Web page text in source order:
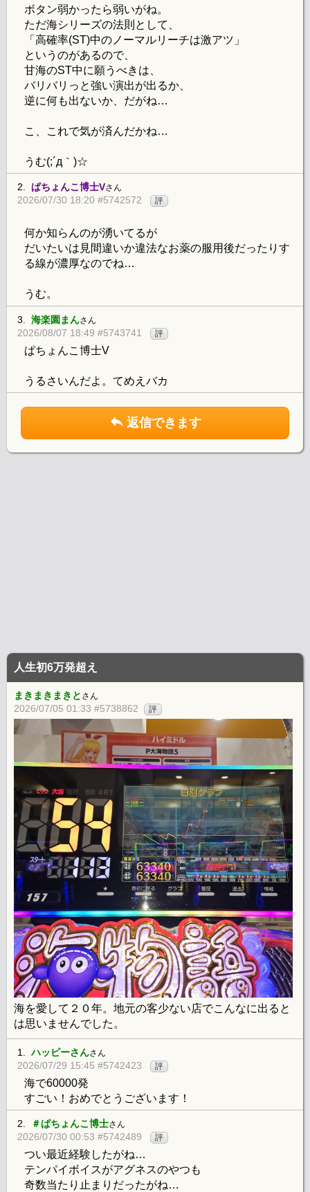
ボタン弱かったら弱いがね。
ただ海シリーズの法則として、
「高確率(ST)中のノーマルリーチは激アツ」
というのがあるので、
甘海のST中に願うべきは、
バリバリっと強い演出が出るか、
逆に何も出ないか、だがね…
こ、これで気が済んだかね…
うむ(;´д｀)☆
2. ぱちょんこ博士Vさん
2026/07/30 18:20 #5742572 評
何か知らんのが湧いてるが
だいたいは見間違いか違法なお薬の服用後だったりす
る線が濃厚なのでね…
うむ。
3. 海楽園まんさん
2026/08/07 18:49 #5743741 評
ぱちょんこ博士V
うるさいんだよ。てめえバカ
返信できます
人生初6万発超え
まきまきまきと さん
2026/07/05 01:33 #5738862 評
海を愛して２０年。地元の客少ない店でこんなに出ると
は思いませんでした。
1.ハッピーさんさん
2026/07/29 15:45 #5742423 評
海で60000発
すごい！おめでとうございます！
2. ＃ぱちょんこ博士さん
2026/07/30 00:53 #5742489 評
つい最近経験したがね…
テンパイボイスがアグネスのやつも
奇数当たり止まりだったがね…